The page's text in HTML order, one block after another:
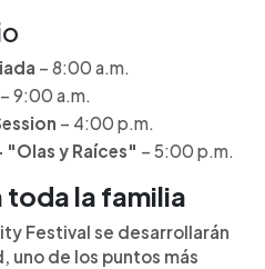
– 8:00 a.m.
– 9:00 a.m.
– 4:00 p.m.
"Olas y Raíces" – 5:00 p.m.
toda la familia
Festival se desarrollarán
uno de los puntos más